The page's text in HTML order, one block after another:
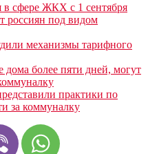
в сфере ЖКХ с 1 сентября
под видом
механизмы тарифного
дома более пяти дней, могут
практики по
за коммуналку